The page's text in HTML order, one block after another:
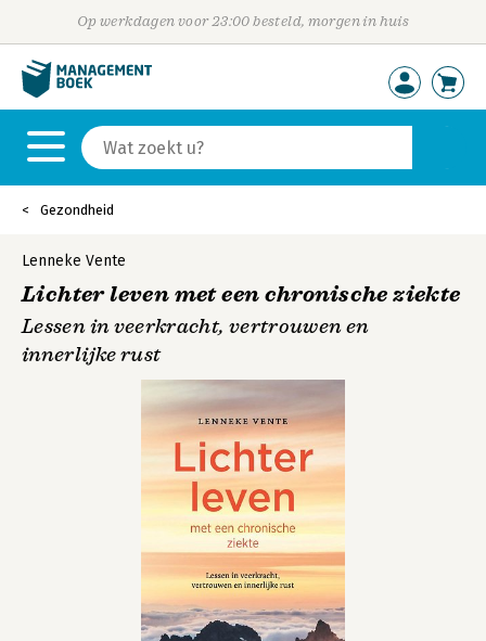
Op werkdagen voor 23:00 besteld, morgen in huis
Gezondheid
Lenneke Vente
Lichter leven met een chronische ziekte
Lessen in veerkracht, vertrouwen en
innerlijke rust